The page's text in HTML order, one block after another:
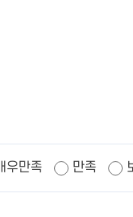
우만족 만족